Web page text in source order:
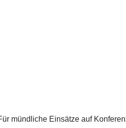
mündliche Einsätze auf